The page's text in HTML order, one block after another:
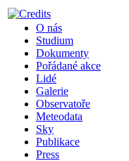
O nás
Studium
Dokumenty
Pořádané akce
Lidé
Galerie
Observatoře
Meteodata
Sky
Publikace
Press